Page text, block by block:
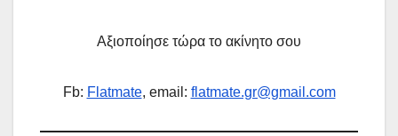
Αξιοποίησε τώρα το ακίνητο σου
Fb: Flatmate, email: flatmate.gr@gmail.com